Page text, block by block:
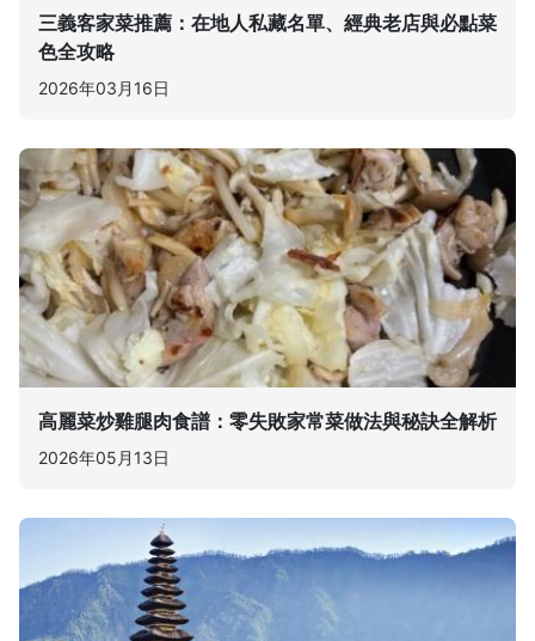
三義客家菜推薦：在地人私藏名單、經典老店與必點菜
色全攻略
2026年03月16日
高麗菜炒雞腿肉食譜：零失敗家常菜做法與秘訣全解析
2026年05月13日